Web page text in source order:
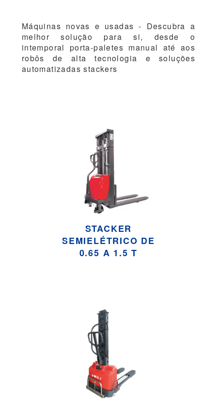
Máquinas novas e usadas - Descubra a
melhor solução para si, desde o
intemporal porta-paletes manual até aos
robôs de alta tecnologia e soluções
automatizadas stackers
STACKER
SEMIELÉTRICO DE
0.65 A 1.5 T